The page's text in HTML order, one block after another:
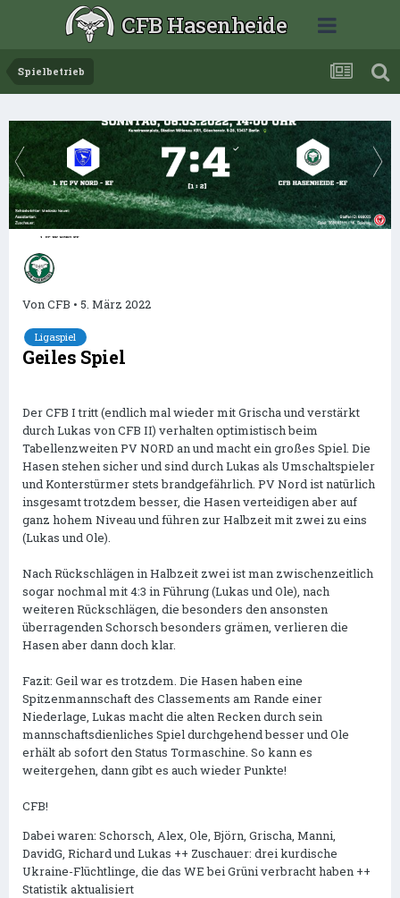
CFB Hasenheide
Spielbetrieb
VonCFB • 5. März 2022
Ligaspiel
Geiles Spiel
Der CFB I tritt (endlich mal wieder mit Grischa und verstärkt
durch Lukas von CFB II) verhalten optimistisch beim
Tabellenzweiten PV NORD an und macht ein großes Spiel. Die
Hasen stehen sicher und sind durch Lukas als Umschaltspieler
und Konterstürmer stets brandgefährlich. PV Nord ist natürlich
insgesamt trotzdem besser, die Hasen verteidigen aber auf
ganz hohem Niveau und führen zur Halbzeit mit zwei zu eins
(Lukas und Ole).
Nach Rückschlägen in Halbzeit zwei ist man zwischenzeitlich
sogar nochmal mit 4:3 in Führung (Lukas und Ole), nach
weiteren Rückschlägen, die besonders den ansonsten
überragenden Schorsch besonders grämen, verlieren die
Hasen aber dann doch klar.
Fazit: Geil war es trotzdem. Die Hasen haben eine
Spitzenmannschaft des Classements am Rande einer
Niederlage, Lukas macht die alten Recken durch sein
mannschaftsdienliches Spiel durchgehend besser und Ole
erhält ab sofort den Status Tormaschine. So kann es
weitergehen, dann gibt es auch wieder Punkte!
CFB!
Dabei waren: Schorsch, Alex, Ole, Björn, Grischa, Manni,
DavidG, Richard und Lukas ++ Zuschauer: drei kurdische
Ukraine-Flüchtlinge, die das WE bei Grüni verbracht haben ++
Statistik aktualisiert